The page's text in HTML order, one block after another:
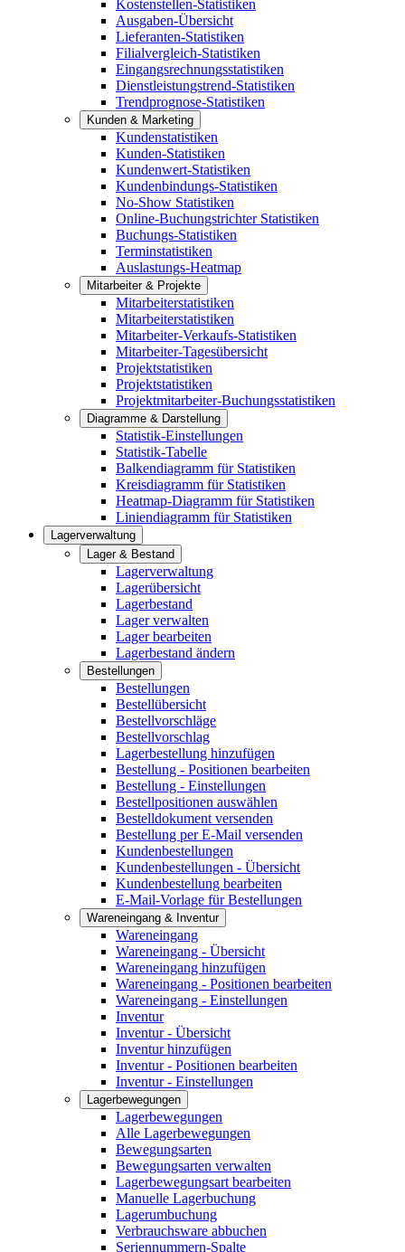
Kostenstellen-Statistiken
Ausgaben-Übersicht
Lieferanten-Statistiken
Filialvergleich-Statistiken
Eingangsrechnungsstatistiken
Dienstleistungstrend-Statistiken
Trendprognose-Statistiken
Kunden & Marketing
Kundenstatistiken
Kunden-Statistiken
Kundenwert-Statistiken
Kundenbindungs-Statistiken
No-Show Statistiken
Online-Buchungstrichter Statistiken
Buchungs-Statistiken
Terminstatistiken
Auslastungs-Heatmap
Mitarbeiter & Projekte
Mitarbeiterstatistiken
Mitarbeiterstatistiken
Mitarbeiter-Verkaufs-Statistiken
Mitarbeiter-Tagesübersicht
Projektstatistiken
Projektstatistiken
Projektmitarbeiter-Buchungsstatistiken
Diagramme & Darstellung
Statistik-Einstellungen
Statistik-Tabelle
Balkendiagramm für Statistiken
Kreisdiagramm für Statistiken
Heatmap-Diagramm für Statistiken
Liniendiagramm für Statistiken
Lagerverwaltung
Lager & Bestand
Lagerverwaltung
Lagerübersicht
Lagerbestand
Lager verwalten
Lager bearbeiten
Lagerbestand ändern
Bestellungen
Bestellungen
Bestellübersicht
Bestellvorschläge
Bestellvorschlag
Lagerbestellung hinzufügen
Bestellung - Positionen bearbeiten
Bestellung - Einstellungen
Bestellpositionen auswählen
Bestelldokument versenden
Bestellung per E-Mail versenden
Kundenbestellungen
Kundenbestellungen - Übersicht
Kundenbestellung bearbeiten
E-Mail-Vorlage für Bestellungen
Wareneingang & Inventur
Wareneingang
Wareneingang - Übersicht
Wareneingang hinzufügen
Wareneingang - Positionen bearbeiten
Wareneingang - Einstellungen
Inventur
Inventur - Übersicht
Inventur hinzufügen
Inventur - Positionen bearbeiten
Inventur - Einstellungen
Lagerbewegungen
Lagerbewegungen
Alle Lagerbewegungen
Bewegungsarten
Bewegungsarten verwalten
Lagerbewegungsart bearbeiten
Manuelle Lagerbuchung
Lagerumbuchung
Verbrauchsware abbuchen
Seriennummern-Spalte